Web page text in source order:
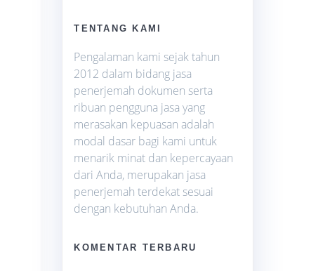
TENTANG KAMI
Pengalaman kami sejak tahun
2012 dalam bidang jasa
penerjemah dokumen serta
ribuan pengguna jasa yang
merasakan kepuasan adalah
modal dasar bagi kami untuk
menarik minat dan kepercayaan
dari Anda, merupakan jasa
penerjemah terdekat sesuai
dengan kebutuhan Anda.
KOMENTAR TERBARU